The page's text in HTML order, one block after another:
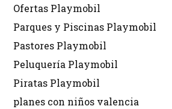
Ofertas Playmobil
Parques y Piscinas Playmobil
Pastores Playmobil
Peluquería Playmobil
Piratas Playmobil
planes con niños valencia